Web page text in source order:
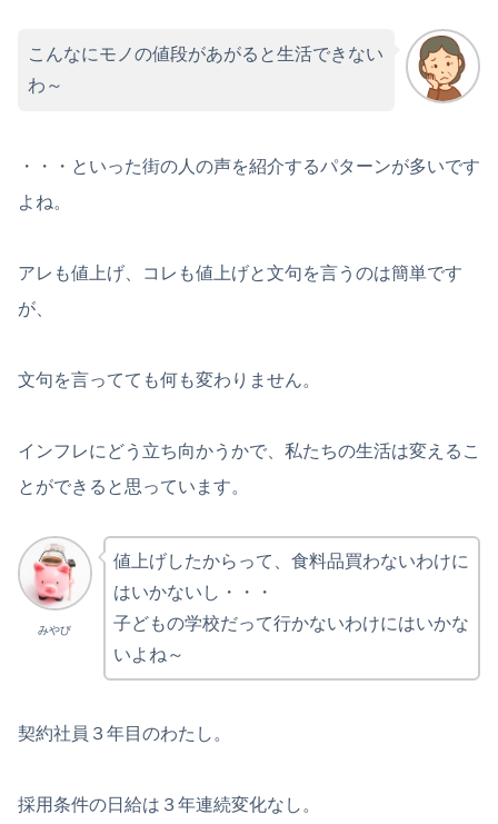
こんなにモノの値段があがると生活できない
わ～
・・・といった街の人の声を紹介するパターンが多いです
よね。
アレも値上げ、コレも値上げと文句を言うのは簡単です
が、
文句を言ってても何も変わりません。
インフレにどう立ち向かうかで、私たちの生活は変えるこ
とができると思っています。
みやび
値上げしたからって、食料品買わないわけに
はいかないし・・・
子どもの学校だって行かないわけにはいかな
いよね～
契約社員３年目のわたし。
採用条件の日給は３年連続変化なし。